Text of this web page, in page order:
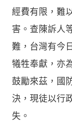
經費有限，難
害。查陳訴人
難，台灣有今
犧牲奉獻，亦
鼓勵來茲，國
決，現徒以行
失。